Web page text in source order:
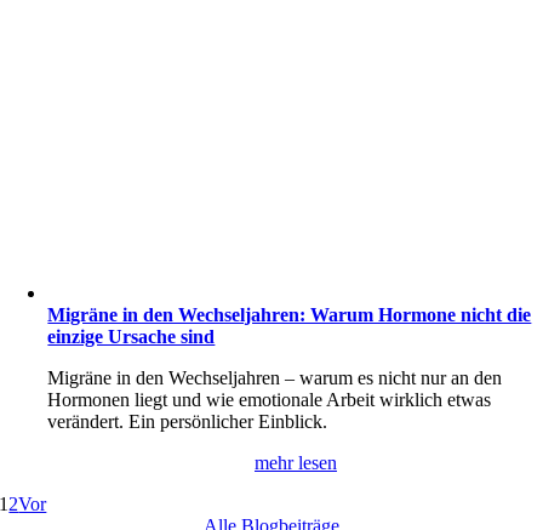
Migräne in den Wechseljahren: Warum Hormone nicht die
einzige Ursache sind
Migräne in den Wechseljahren – warum es nicht nur an den
Hormonen liegt und wie emotionale Arbeit wirklich etwas
verändert. Ein persönlicher Einblick.
mehr lesen
1 2Vor
Alle Blogbeiträge